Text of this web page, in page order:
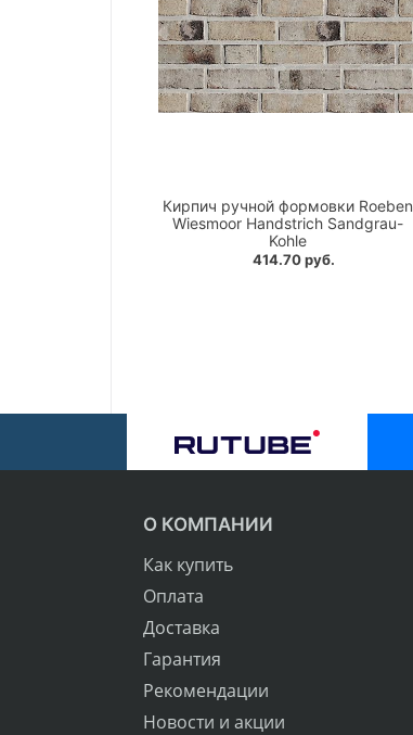
Кирпич ручной формовки Roeben
Wiesmoor Handstrich Sandgrau-
Kohle
414.70 руб.
О КОМПАНИИ
Как купить
Оплата
Доставка
Гарантия
Рекомендации
Новости и акции